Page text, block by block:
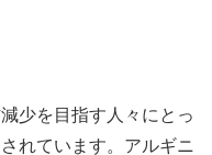
少を目指す人々にとっ
れています。アルギニ